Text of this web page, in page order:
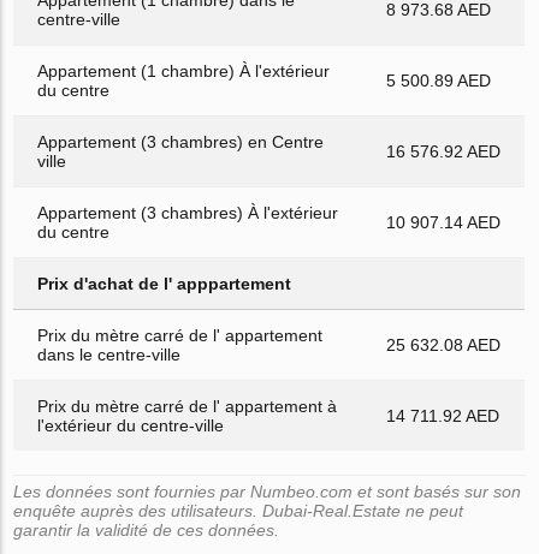
centre-ville
8 973.68 AED
Appartement (1 chambre) À l'extérieur
du centre
5 500.89 AED
Appartement (3 chambres) en Centre
ville
16 576.92 AED
Appartement (3 chambres) À l'extérieur
du centre
10 907.14 AED
Prix d'achat de l' apppartement
Prix du mètre carré de l' appartement
dans le centre-ville
25 632.08 AED
Prix du mètre carré de l' appartement à
l'extérieur du centre-ville
14 711.92 AED
Les données sont fournies par Numbeo.com et sont basés sur son
enquête auprès des utilisateurs. Dubai-Real.Estate ne peut
garantir la validité de ces données.